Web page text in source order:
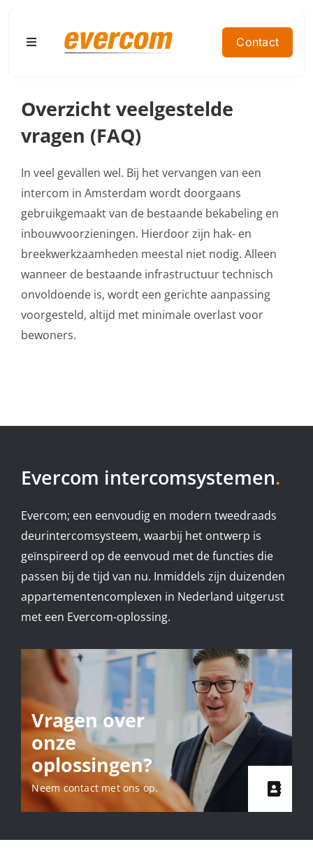
inhoud
Contact
Toggle
Producten
Doelgroep
Contact
Referenties
Offerte aanvragen
Overzicht veelgestelde
vragen (FAQ)
In veel gevallen wel. Bij het vervangen van een
intercom in Amsterdam wordt doorgaans
gebruikgemaakt van de bestaande bekabeling en
inbouwvoorzieningen. Hierdoor zijn hak- en
breekwerkzaamheden meestal niet nodig. Alleen
wanneer de bestaande infrastructuur technisch
onvoldoende is, wordt een gerichte aanpassing
voorgesteld, altijd met minimale overlast voor
bewoners.
Evercom intercomsystemen.
Evercom; een eenvoudig en modern tweedraads
deurintercomsysteem, waarbij het ontwerp is
geïnspireerd op de eenvoud met de functies die
passen bij de tijd van nu. Inmiddels zijn duizenden
appartementencomplexen in Nederland uitgerust
met een Evercom-oplossing.
Vragen over
onze
oplossingen?
Neem contact met ons op.